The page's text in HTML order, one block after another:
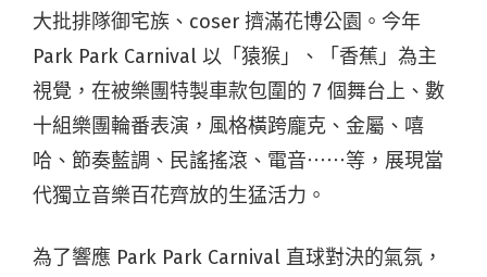
大批排隊御宅族、coser 擠滿花博公園。今年
Park Park Carnival 以「猿猴」、「香蕉」為主
視覺，在被樂團特製車款包圍的 7 個舞台上、數
十組樂團輪番表演，風格橫跨龐克、金屬、嘻
哈、節奏藍調、民謠搖滾、電音⋯⋯等，展現當
代獨立音樂百花齊放的生猛活力。
為了響應 Park Park Carnival 直球對決的氣氛，